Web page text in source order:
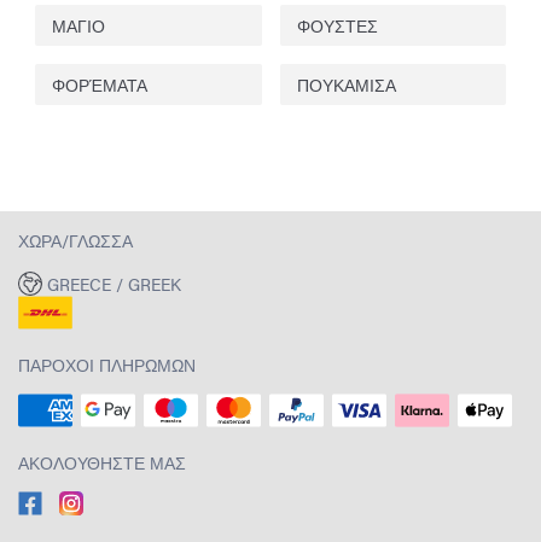
ΜΑΓΙΟ ΦΟΥΣΤΕΣ
ΦΟΡΈΜΑΤΑ ΠΟΥΚΑΜΙΣΑ
ΧΏΡΑ/ΓΛΏΣΣΑ
GREECE / GREEK
ΠΆΡΟΧΟΙ ΠΛΗΡΩΜΏΝ
ΑΚΟΛΟΥΘΉΣΤΕ ΜΑΣ